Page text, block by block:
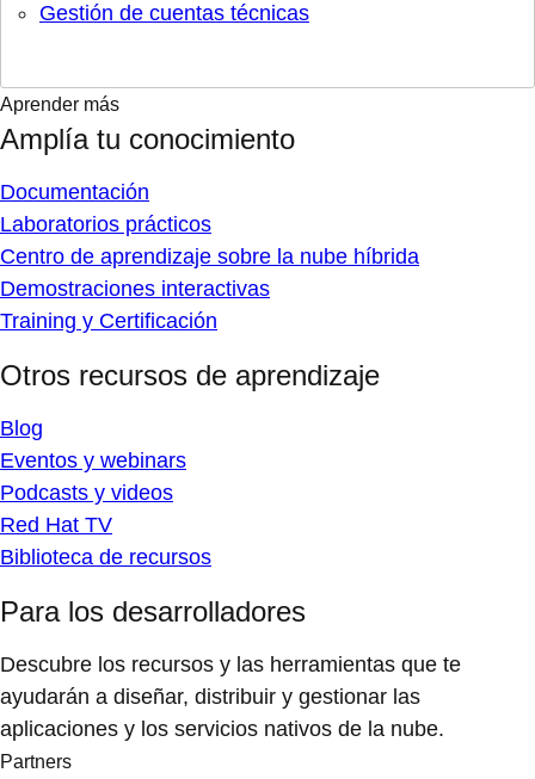
Gestión de cuentas técnicas
Aprender más
Amplía tu conocimiento
Documentación
Laboratorios prácticos
Centro de aprendizaje sobre la nube híbrida
Demostraciones interactivas
Training y Certificación
Otros recursos de aprendizaje
Blog
Eventos y webinars
Podcasts y videos
Red Hat TV
Biblioteca de recursos
Para los desarrolladores
Descubre los recursos y las herramientas que te
ayudarán a diseñar, distribuir y gestionar las
aplicaciones y los servicios nativos de la nube.
Partners